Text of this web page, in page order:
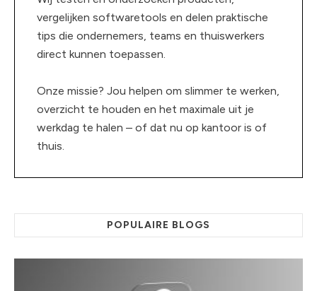
vergelijken softwaretools en delen praktische
tips die ondernemers, teams en thuiswerkers
direct kunnen toepassen.
Onze missie? Jou helpen om slimmer te werken,
overzicht te houden en het maximale uit je
werkdag te halen – of dat nu op kantoor is of
thuis.
POPULAIRE BLOGS